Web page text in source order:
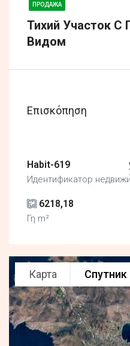
ПРОДАЖА
Тихий Участок
Видом
Επισκόπηση
Habit-619
Идентификатор
6218,18
Γη m²
Карта Спутник